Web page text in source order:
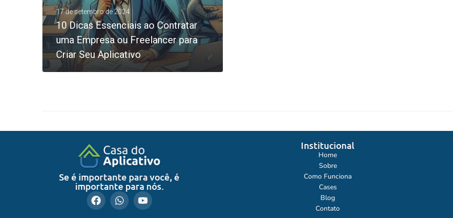
17 de setembro de 2024
10 Dicas Essenciais ao Contratar
uma Empresa ou Freelancer para
Criar Seu Aplicativo
Se é importante para você, é
importante para nós.
Institucional
Home
Sobre
Como Funciona
Cases
Blog
Contato